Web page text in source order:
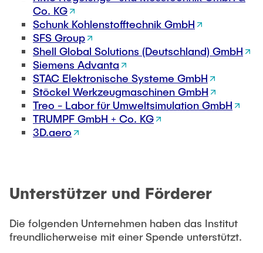
Externe Dozenten
Onlineangebot
Maschinenelemente-Demonstrationspool
Virtueller Demonstrationspool
Virtueller Fluidtechnik-Demonstrationspool
Co. KG
Schunk Kohlenstofftechnik GmbH
SFS Group
Shell Global Solutions (Deutschland) GmbH
Siemens Advanta
STAC Elektronische Systeme GmbH
Stöckel Werkzeugmaschinen GmbH
Treo - Labor für Umweltsimulation GmbH
TRUMPF GmbH + Co. KG
3D.aero
Unterstützer und Förderer
Die folgenden Unternehmen haben das Institut
freundlicherweise mit einer Spende unterstützt.